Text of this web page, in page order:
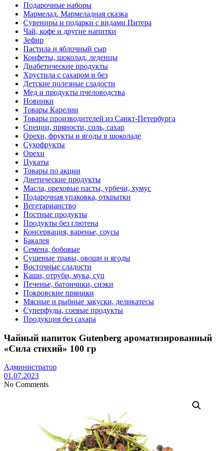
Подарочные наборы
Мармелад, Мармеладная сказка
Сувениры и подарки с видами Питера
Чай, кофе и другие напитки
Зефир
Пастила и яблочный сыр
Конфеты, шоколад, леденцы
Диабетические продукты
Хрустила с сахаром и без
Детские полезные сладости
Мед и продукты пчеловодства
Новинки
Товары Карелии
Товары производителей из Санкт-Петербурга
Специи, пряности, соль, сахар
Орехи, фрукты и ягоды в шоколаде
Сухофрукты
Орехи
Цукаты
Товары по акции
Диетические продукты
Масла, ореховые пасты, урбечи, хумус
Подарочная упаковка, открытки
Вегетарианство
Постные продукты
Продукты без глютена
Консервация, варенье, соусы
Бакалея
Семена, бобовые
Сушеные травы, овощи и ягоды
Восточные сладости
Каши, отруби, мука, суп
Печенье, батончики, снэки
Покровские пряники
Мясные и рыбные закуски, деликатесы
Суперфуды, соевые продукты
Продукция без сахара
Чайный напиток Gutenberg ароматизированный
«Сила стихий» 100 гр
Администратор
01.07.2023
No Comments